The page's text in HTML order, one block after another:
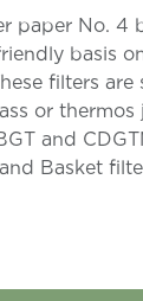
paper No. 4
basis
filters are
or thermos
and
Basket